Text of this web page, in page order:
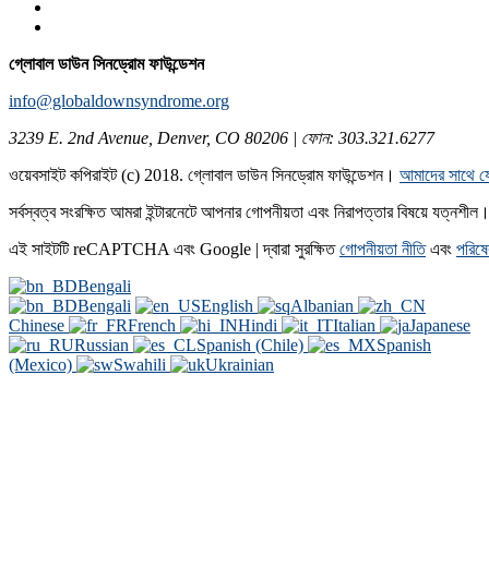
গ্লোবাল ডাউন সিনড্রোম ফাউন্ডেশন
info@globaldownsyndrome.org
3239 E. 2nd Avenue, Denver, CO 80206 | ফোন: 303.321.6277
ওয়েবসাইট কপিরাইট (c) 2018. গ্লোবাল ডাউন সিনড্রোম ফাউন্ডেশন। আমাদের সাথে
সর্বস্বত্ব সংরক্ষিত আমরা ইন্টারনেটে আপনার গোপনীয়তা এবং নিরাপত্তার বিষয়ে
এই সাইটটি reCAPTCHA এবং Google | দ্বারা সুরক্ষিতগোপনীয়তা নীতিএবং
Bengali
Bengali
English
Albanian
Chinese
French Hindi Italian
Japanese
Russian
Spanish (Chile)
Spanish
(Mexico)
Swahili Ukrainian